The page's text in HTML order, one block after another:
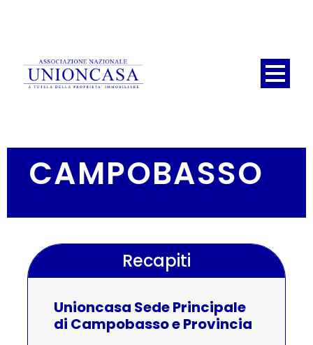
CAMPOBASSO
Recapiti
Unioncasa Sede Principale
di Campobasso e Provincia